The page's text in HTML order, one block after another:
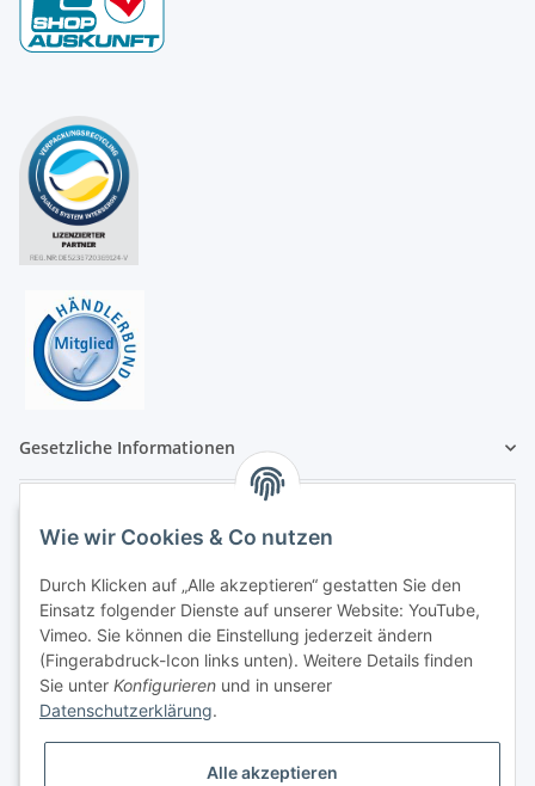
Gesetzliche Informationen
Wie wir Cookies & Co nutzen
Durch Klicken auf „Alle akzeptieren“ gestatten Sie den
Einsatz folgender Dienste auf unserer Website: YouTube,
Vimeo. Sie können die Einstellung jederzeit ändern
(Fingerabdruck-Icon links unten). Weitere Details finden
Sie unter Konfigurieren und in unserer
Datenschutzerklärung.
Alle akzeptieren